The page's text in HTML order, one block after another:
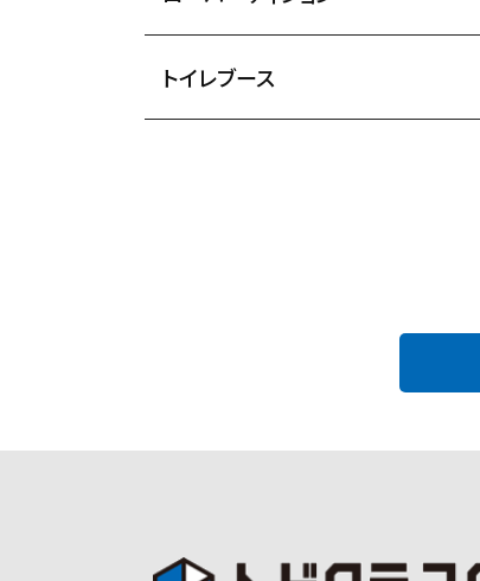
トイレブース